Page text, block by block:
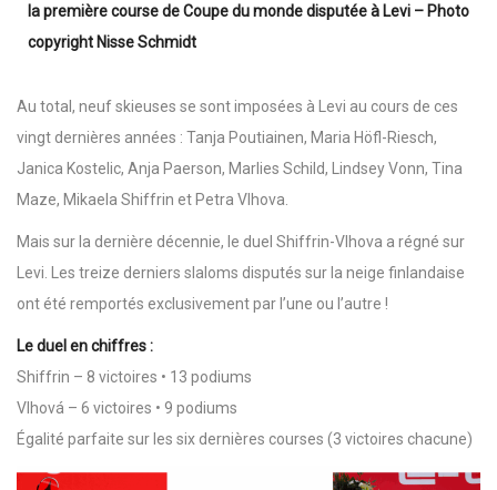
la première course de Coupe du monde disputée à Levi – Photo
copyright Nisse Schmidt
Au total, neuf skieuses se sont imposées à Levi au cours de ces
vingt dernières années : Tanja Poutiainen, Maria Höfl-Riesch,
Janica Kostelic, Anja Paerson, Marlies Schild, Lindsey Vonn, Tina
Maze, Mikaela Shiffrin et Petra Vlhova.
Mais sur la dernière décennie, le duel Shiffrin-Vlhova a régné sur
Levi. Les treize derniers slaloms disputés sur la neige finlandaise
ont été remportés exclusivement par l’une ou l’autre !
Le duel en chiffres :
Shiffrin – 8 victoires • 13 podiums
Vlhová – 6 victoires • 9 podiums
Égalité parfaite sur les six dernières courses (3 victoires chacune)